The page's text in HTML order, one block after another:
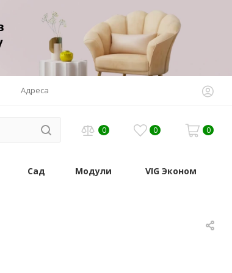
Адреса
0 0 0
Сад Модули VIG Эконом